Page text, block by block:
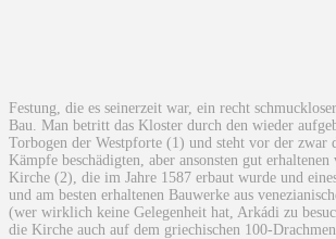
Festung, die es seinerzeit war, ein recht
Bau. Man betritt das Kloster durch den wieder
Torbogen der Westpforte (1) und steht vor der zwar
Kämpfe beschädigten, aber ansonsten gut erhaltenen
Kirche (2), die im Jahre 1587 erbaut wurde und
und am besten erhaltenen Bauwerke aus
(wer wirklich keine Gelegenheit hat, Arkádi zu
die Kirche auch auf dem griechischen 100-